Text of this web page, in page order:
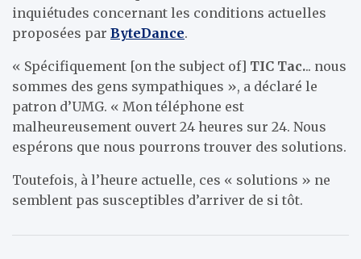
inquiétudes concernant les conditions actuelles
proposées par ByteDance.
« Spécifiquement [on the subject of] TIC Tac... nous
sommes des gens sympathiques », a déclaré le
patron d’UMG. « Mon téléphone est
malheureusement ouvert 24 heures sur 24. Nous
espérons que nous pourrons trouver des solutions.
Toutefois, à l’heure actuelle, ces « solutions » ne
semblent pas susceptibles d’arriver de si tôt.